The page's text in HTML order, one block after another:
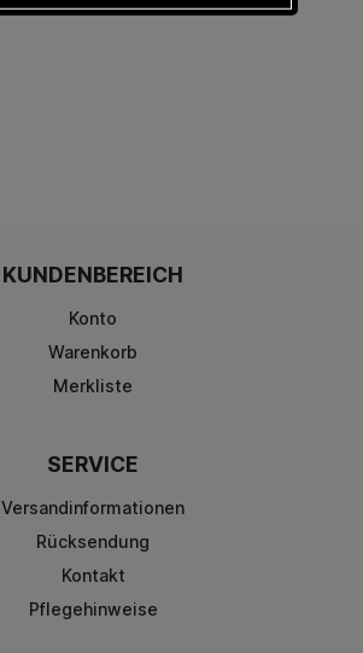
KUNDENBEREICH
Konto
Warenkorb
Merkliste
SERVICE
Versandinformationen
Rücksendung
Kontakt
Pflegehinweise